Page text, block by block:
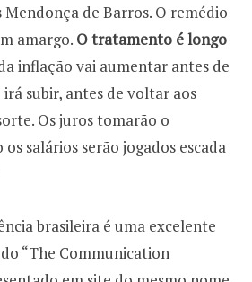
de Barros. O remédio
amargo. O tratamento é longo
inflação vai aumentar antes de
irá subir, antes de voltar aos
Os juros tomarão o
salários serão jogados escada
brasileira é uma excelente
“The Communication